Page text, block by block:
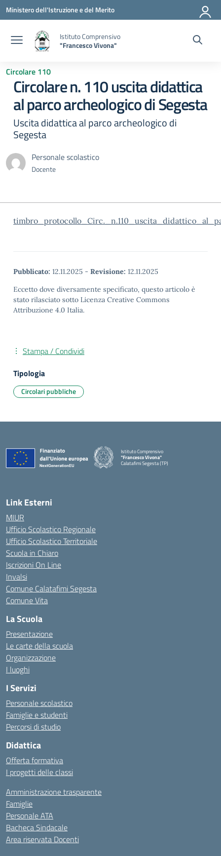
Vai ai contenuti
Vai al menu di navigazione
Vai al footer
Ministero dell'Istruzione e del Merito
Istituto Comprensivo
"Francesco Vivona"
Circolare 110
Circolare n. 110 uscita didattica
al parco archeologico di Segesta
Uscita didattica al parco archeologico di
Segesta
Personale scolastico
Docente
Pubblicato: 12.11.2025 - Revisione: 12.11.2025
Eccetto dove diversamente specificato, questo articolo è
stato rilasciato sotto Licenza Creative Commons
Attribuzione 4.0 Italia.
Stampa / Condividi
Tipologia
Circolari pubbliche
Istituto Comprensivo
"Francesco Vivona"
Calatafimi Segesta (TP)
— Visita la pagina iniziale della scuola
Link Esterni
MIUR
Ufficio Scolastico Regionale
Ufficio Scolastico Territoriale
Scuola in Chiaro
Iscrizioni On Line
Invalsi
Comune Calatafimi Segesta
Comune Vita
La Scuola
Presentazione
Le carte della scuola
Organizzazione
I luoghi
I Servizi
Personale scolastico
Famiglie e studenti
Percorsi di studio
Didattica
Offerta formativa
I progetti delle classi
Amministrazione trasparente
Famiglie
Personale ATA
Bacheca Sindacale
Area riservata Docenti